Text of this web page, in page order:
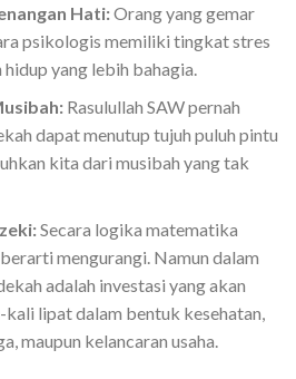
Hati:Orang yang gemar
psikologis memiliki tingkat stres
yang lebih bahagia.
Rasulullah SAW pernah
dapat menutup tujuh puluh pintu
kita dari musibah yang tak
Secara logika matematika
mengurangi. Namun dalam
adalah investasi yang akan
lipat dalam bentuk kesehatan,
maupun kelancaran usaha.